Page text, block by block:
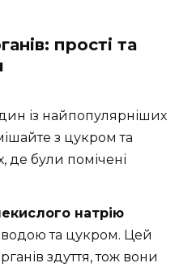
прості та
із найпопулярніших
з цукром та
де були помічені
натрію
та цукром. Цей
здуття, тож вони